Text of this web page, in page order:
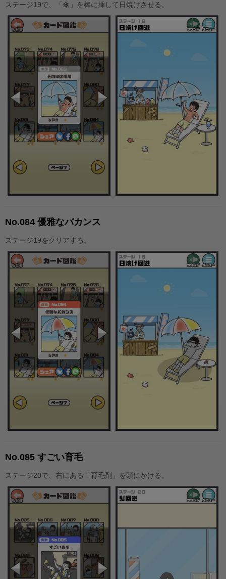
ステージ19で、「傘」を棒に挿して日焼けさせる。
No.084 優雅なバカンス
ステージ19をクリアする。
No.085 すごい育毛
ステージ20で、右にある「育毛剤」を頭にかける。